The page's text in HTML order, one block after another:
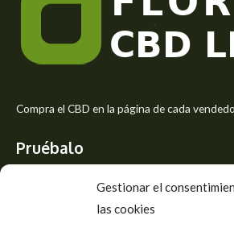
Gestionar el
las cookies
s
e
Compra el CBD en la página de cada
Pruébalo
Siente el mejor aroma de las flores CBD y